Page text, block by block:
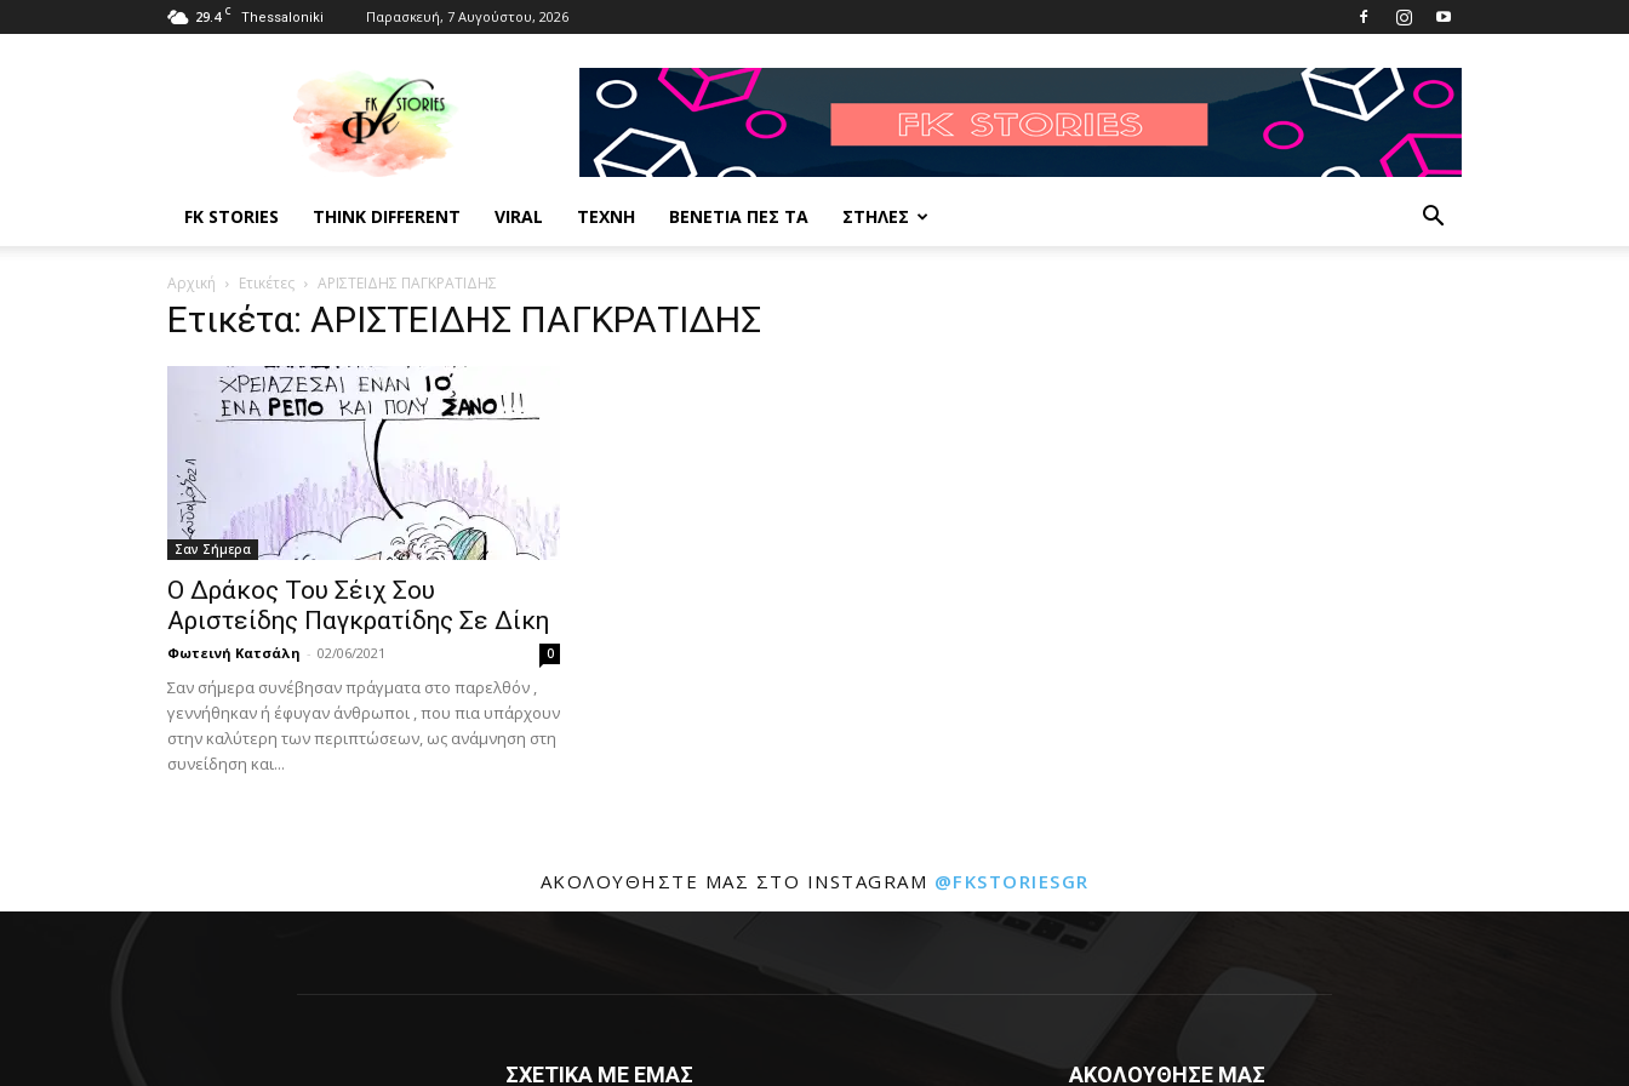
29.4 C Thessaloniki Παρασκευή, 7 Αυγούστου, 2026
Fkstories
FK STORIES THINK DIFFERENT VIRAL ΤΕΧΝΗ ΒΕΝΕΤΙΑ ΠΕΣ ΤΑ ΣΤΗΛΕΣ
Αρχική Ετικέτες ΑΡΙΣΤΕΙΔΗΣ ΠΑΓΚΡΑΤΙΔΗΣ
Ετικέτα: ΑΡΙΣΤΕΙΔΗΣ ΠΑΓΚΡΑΤΙΔΗΣ
Σαν Σήμερα
Ο Δράκος Του Σέιχ Σου
Αριστείδης Παγκρατίδης Σε Δίκη
Φωτεινή Κατσάλη - 02/06/2021 0
Σαν σήμερα συνέβησαν πράγματα στο παρελθόν ,
γεννήθηκαν ή έφυγαν άνθρωποι , που πια υπάρχουν
στην καλύτερη των περιπτώσεων, ως ανάμνηση στη
συνείδηση και...
ΑΚΟΛΟΥΘΉΣΤΕ ΜΑΣ ΣΤΟ INSTAGRAM @FKSTORIESGR
ΣΧΕΤΙΚΑ ΜΕ ΕΜΑΣ ΑΚΟΛΟΥΘΗΣΕ ΜΑΣ